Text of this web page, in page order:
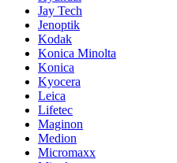
Jay Tech
Jenoptik
Kodak
Konica Minolta
Konica
Kyocera
Leica
Lifetec
Maginon
Medion
Micromaxx